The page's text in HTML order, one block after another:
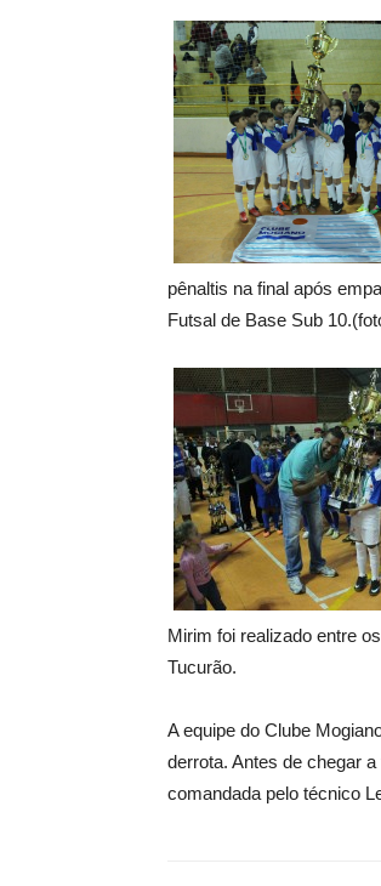
pênaltis na final após
Futsal de Base Sub
Mirim foi realizado entre
Tucurão.
A equipe do Clube
derrota. Antes de chegar a
comandada pelo técnico